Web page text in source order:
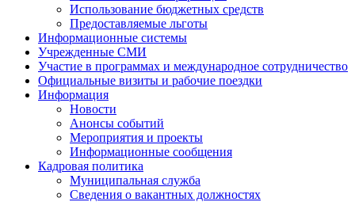
Использование бюджетных средств
Предоставляемые льготы
Информационные системы
Учрежденные СМИ
Участие в программах и международное сотрудничество
Официальные визиты и рабочие поездки
Информация
Новости
Анонсы событий
Мероприятия и проекты
Информационные сообщения
Кадровая политика
Муниципальная служба
Сведения о вакантных должностях